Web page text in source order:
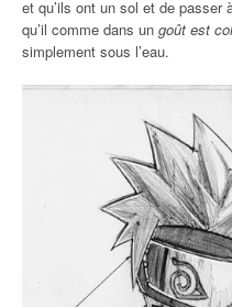
et qu’ils ont un sol et de passer
qu’il comme dans un goût est
simplement sous l’eau.